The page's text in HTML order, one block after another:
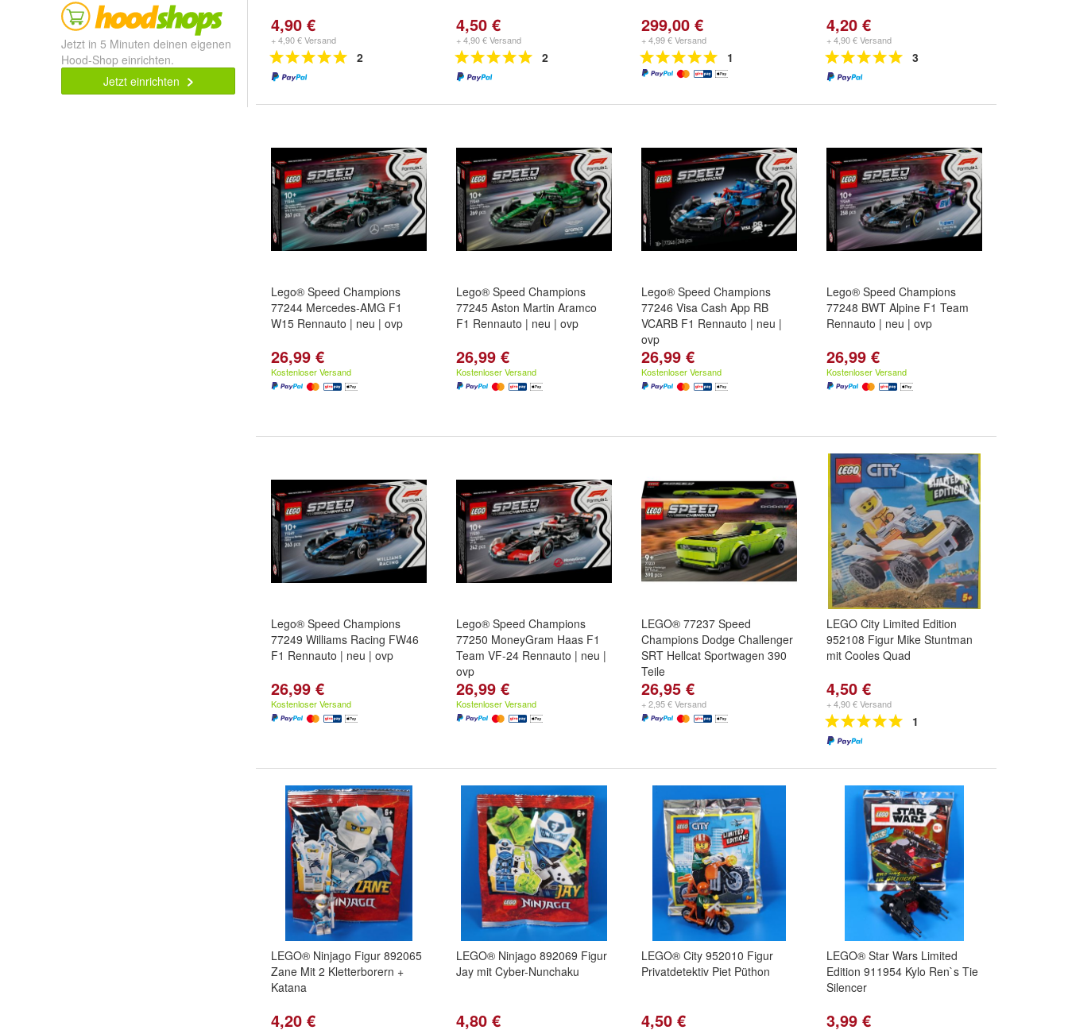
Jetzt in 5 Minuten deinen eigenen
Hood-Shop einrichten.
Jetzt einrichten
4,90 €
+ 4,90 € Versand
2
4,50 €
+ 4,90 € Versand
2
299,00 €
+ 4,99 € Versand
1
4,20 €
+ 4,90 € Versand
3
Lego® Speed Champions
77244 Mercedes-AMG F1
W15 Rennauto | neu | ovp
26,99 €
Kostenloser Versand
Lego® Speed Champions
77245 Aston Martin Aramco
F1 Rennauto | neu | ovp
26,99 €
Kostenloser Versand
Lego® Speed Champions
77246 Visa Cash App RB
VCARB F1 Rennauto | neu |
ovp
26,99 €
Kostenloser Versand
Lego® Speed Champions
77248 BWT Alpine F1 Team
Rennauto | neu | ovp
26,99 €
Kostenloser Versand
Lego® Speed Champions
77249 Williams Racing FW46
F1 Rennauto | neu | ovp
26,99 €
Kostenloser Versand
Lego® Speed Champions
77250 MoneyGram Haas F1
Team VF-24 Rennauto | neu |
ovp
26,99 €
Kostenloser Versand
LEGO® 77237 Speed
Champions Dodge Challenger
SRT Hellcat Sportwagen 390
Teile
26,95 €
+ 2,95 € Versand
LEGO City Limited Edition
952108 Figur Mike Stuntman
mit Cooles Quad
4,50 €
+ 4,90 € Versand
1
LEGO® Ninjago Figur 892065
Zane Mit 2 Kletterborern +
Katana
4,20 €
LEGO® Ninjago 892069 Figur
Jay mit Cyber-Nunchaku
4,80 €
LEGO® City 952010 Figur
Privatdetektiv Piet Püthon
4,50 €
LEGO® Star Wars Limited
Edition 911954 Kylo Ren`s Tie
Silencer
3,99 €